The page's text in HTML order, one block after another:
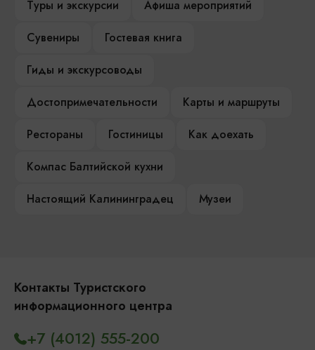
Туры и экскурсии
Афиша мероприятий
Сувениры
Гостевая книга
Гиды и экскурсоводы
Достопримечательности
Карты и маршруты
Рестораны
Гостиницы
Как доехать
Компас Балтийской кухни
Настоящий Калининградец
Музеи
Контакты Туристского
информационного центра
+7 (4012) 555-200